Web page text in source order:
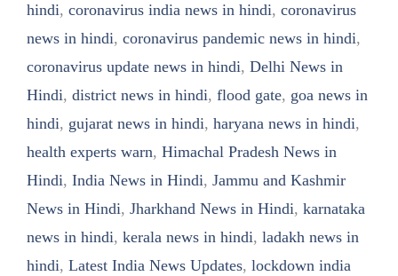
hindi, coronavirus india news in hindi, coronavirus
news in hindi, coronavirus pandemic news in hindi,
coronavirus update news in hindi, Delhi News in
Hindi, district news in hindi, flood gate, goa news in
hindi, gujarat news in hindi, haryana news in hindi,
health experts warn, Himachal Pradesh News in
Hindi, India News in Hindi, Jammu and Kashmir
News in Hindi, Jharkhand News in Hindi, karnataka
news in hindi, kerala news in hindi, ladakh news in
hindi, Latest India News Updates, lockdown india